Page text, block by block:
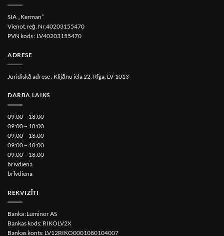
SIA ,,Kerman”
Vienot.reģ. Nr.40203155470
PVN kods : LV40203155470
ADRESE
Juridiskā adrese : Klijānu iela 22, Rīga, LV-1013
DARBA LAIKS
09:00 – 18:00
09:00 – 18:00
09:00 – 18:00
09:00 – 18:00
09:00 – 18:00
brīvdiena
brīvdiena
REKVIZĪTI
Banka :Luminor AS
Bankas kods: RIKOLV2X
Bankas konts: LV12RIKO0001080104007